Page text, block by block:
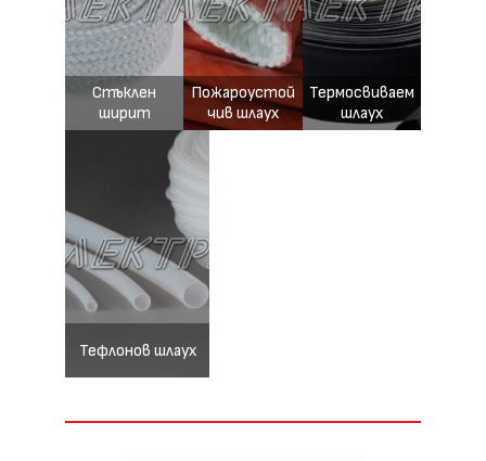
Стъклен
ширит
Пожароустой
чив шлаух
Термосвиваем
шлаух
Тефлонов шлаух